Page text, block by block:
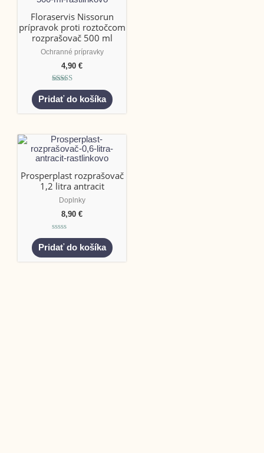
Floraservis Nissorun
prípravok proti roztočcom
rozprašovač 500 ml
Ochranné prípravky
4,90€
Hodnotenie
5.00
z 5
Pridať do košíka
Prosperplast rozprašovač
1,2 litra antracit
Doplnky
8,90€
Hodnotenie
0
z
5
Pridať do košíka